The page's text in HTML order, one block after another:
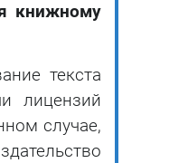
книжному
текста
лицензий
случае,